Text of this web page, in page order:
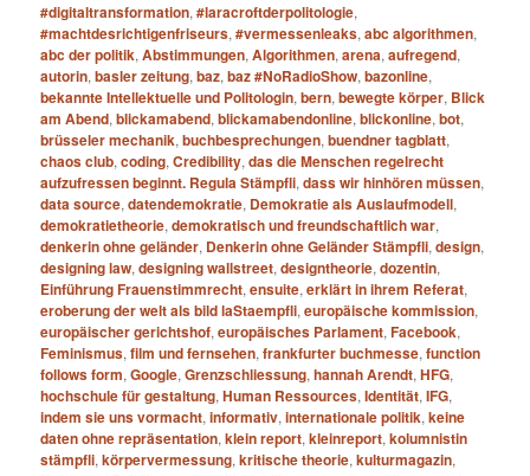
#digitaltransformation,#laracroftderpolitologie,
#machtdesrichtigenfriseurs,#vermessenleaks,abc algorithmen,
abc der politik,Abstimmungen,Algorithmen,arena,aufregend,
autorin,basler zeitung,baz,baz #NoRadioShow,bazonline,
bekannte Intellektuelle und Politologin,bern,bewegte körper, Blick
am Abend,blickamabend,blickamabendonline,blickonline,bot,
brüsseler mechanik,buchbesprechungen,buendner tagblatt,
chaos club,coding,Credibility,das die Menschen regelrecht
aufzufressen beginnt. Regula Stämpfli,dass wir hinhören müssen,
data source,datendemokratie, Demokratie als Auslaufmodell,
demokratietheorie,demokratisch und freundschaftlich war,
denkerin ohne geländer, Denkerin ohne Geländer Stämpfli,design,
designing law,designing wallstreet,designtheorie,dozentin,
Einführung Frauenstimmrecht,ensuite,erklärt in ihrem Referat,
eroberung der welt als bild laStaempfli,europäische kommission,
europäischer gerichtshof,europäisches Parlament,Facebook,
Feminismus,film und fernsehen,frankfurter buchmesse,function
follows form,Google,Grenzschliessung,hannah Arendt,HFG,
hochschule für gestaltung,Human Ressources,Identität,IFG,
indem sie uns vormacht,informativ,internationale politik,keine
daten ohne repräsentation,klein report,kleinreport,kolumnistin
stämpfli,körpervermessung,kritische theorie,kulturmagazin,